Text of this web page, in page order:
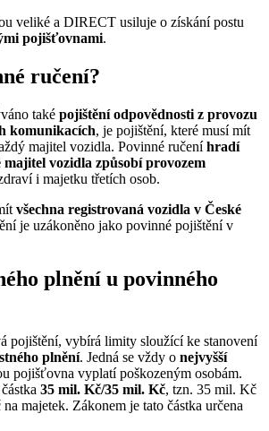
veliké a DIRECT usiluje o získání postu
pojišťovnami.
ručení?
také pojištění odpovědnosti z provozu
komunikacích, je pojištění, které musí mít
majitel vozidla. Povinné ručeníhradí
majitel vozidla způsobí provozem
i majetku třetích osob.
všechna registrovaná vozidla v České
je uzákoněno jako povinné pojištění v
plnění u povinného
pojištění, vybírá limity sloužící ke stanovení
plnění. Jedná se vždy o nejvyšší
pojišťovna vyplatí poškozeným osobám.
35 mil. Kč/35 mil. Kč, tzn. 35 mil. Kč
majetek. Zákonem je tato částka určena